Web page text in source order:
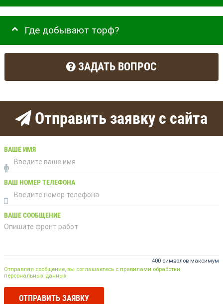
Где добывают торф?
ЗАДАТЬ ВОПРОС
Отправить заявку с сайта
ВАШЕ ИМЯ
ВАШ НОМЕР ТЕЛЕФОНА
ВАШЕ СООБЩЕНИЕ
400 символов максимум
Отправляя сообщение, вы соглашаетесь с правилами обработки
персональных данных
ОТПРАВИТЬ ЗАЯВКУ